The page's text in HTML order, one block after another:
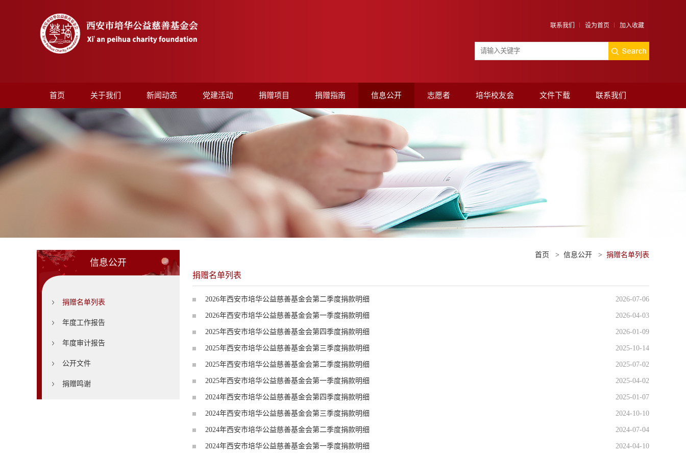
联系我们 设为首页 加入收藏
首页 关于我们 新闻动态 党建活动 捐赠项目 捐赠指南 信息公开 志愿者 培华校友会 文件下载 联系我们
信息公开
捐赠名单列表
年度工作报告
年度审计报告
公开文件
捐赠鸣谢
首页 > 信息公开 > 捐赠名单列表
捐赠名单列表
2026年西安市培华公益慈善基金会第二季度捐款明细 2026-07-06
2026年西安市培华公益慈善基金会第一季度捐款明细 2026-04-03
2025年西安市培华公益慈善基金会第四季度捐款明细 2026-01-09
2025年西安市培华公益慈善基金会第三季度捐款明细 2025-10-14
2025年西安市培华公益慈善基金会第二季度捐款明细 2025-07-02
2025年西安市培华公益慈善基金会第一季度捐款明细 2025-04-02
2024年西安市培华公益慈善基金会第四季度捐款明细 2025-01-07
2024年西安市培华公益慈善基金会第三季度捐款明细 2024-10-10
2024年西安市培华公益慈善基金会第二季度捐款明细 2024-07-04
2024年西安市培华公益慈善基金会第一季度捐款明细 2024-04-10